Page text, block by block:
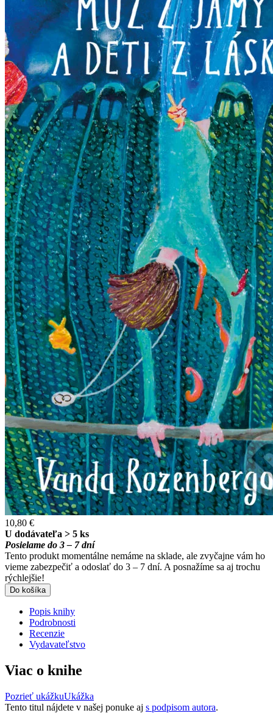
10,80 €
U dodávateľa > 5 ks
Posielame do 3 – 7 dní
Tento produkt momentálne nemáme na sklade, ale zvyčajne vám ho
vieme zabezpečiť a odoslať do 3 – 7 dní. A posnažíme sa aj trochu
rýchlejšie!
Do košíka
Popis knihy
Podrobnosti
Recenzie
Vydavateľstvo
Viac o knihe
Pozrieť ukážkuUkážka
Tento titul nájdete v našej ponuke aj s podpisom autora.